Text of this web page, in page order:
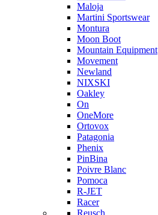
Maloja
Martini Sportswear
Montura
Moon Boot
Mountain Equipment
Movement
Newland
NIXSKI
Oakley
On
OneMore
Ortovox
Patagonia
Phenix
PinBina
Poivre Blanc
Pomoca
R-JET
Racer
Reusch